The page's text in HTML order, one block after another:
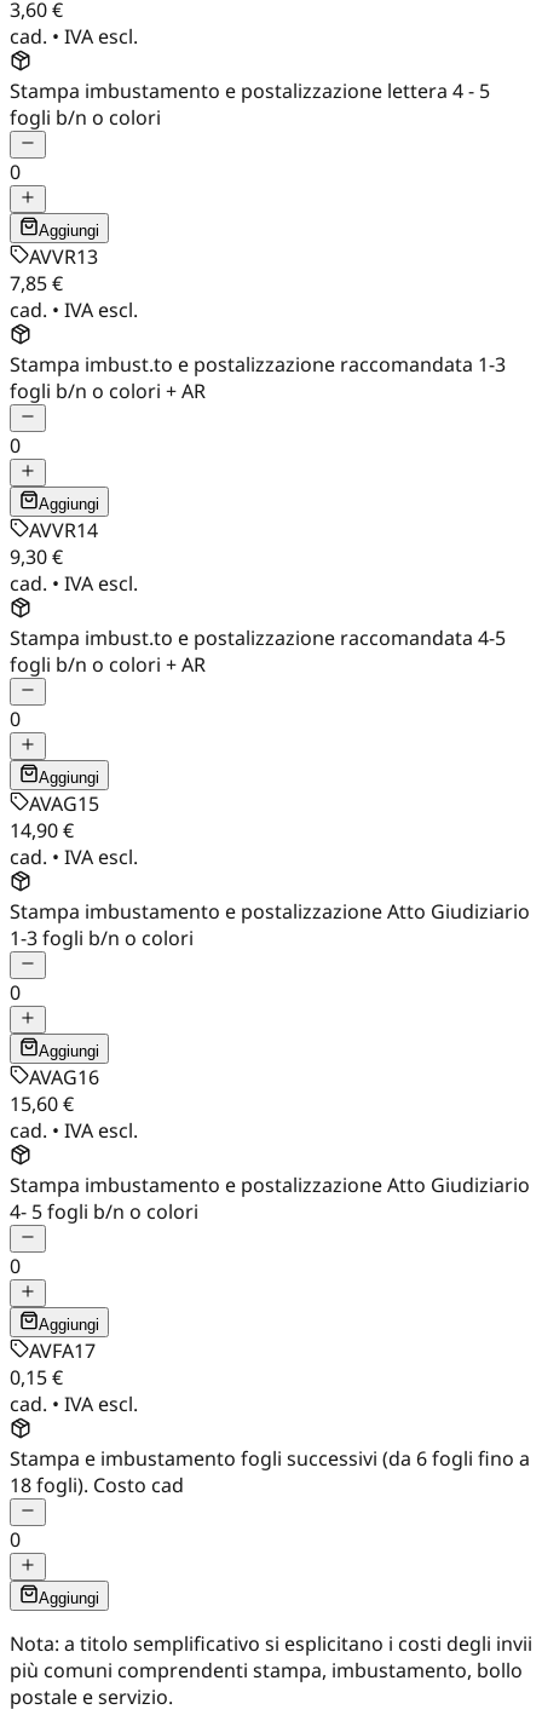
3,60 €
cad. • IVA escl.
Stampa imbustamento e postalizzazione lettera 4 - 5
fogli b/n o colori
0
Aggiungi
AVVR13
7,85 €
cad. • IVA escl.
Stampa imbust.to e postalizzazione raccomandata 1-3
fogli b/n o colori + AR
0
Aggiungi
AVVR14
9,30 €
cad. • IVA escl.
Stampa imbust.to e postalizzazione raccomandata 4-5
fogli b/n o colori + AR
0
Aggiungi
AVAG15
14,90 €
cad. • IVA escl.
Stampa imbustamento e postalizzazione Atto Giudiziario
1-3 fogli b/n o colori
0
Aggiungi
AVAG16
15,60 €
cad. • IVA escl.
Stampa imbustamento e postalizzazione Atto Giudiziario
4- 5 fogli b/n o colori
0
Aggiungi
AVFA17
0,15 €
cad. • IVA escl.
Stampa e imbustamento fogli successivi (da 6 fogli fino a
18 fogli). Costo cad
0
Aggiungi
Nota: a titolo semplificativo si esplicitano i costi degli invii
più comuni comprendenti stampa, imbustamento, bollo
postale e servizio.